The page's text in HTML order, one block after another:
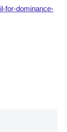
for-dominance-